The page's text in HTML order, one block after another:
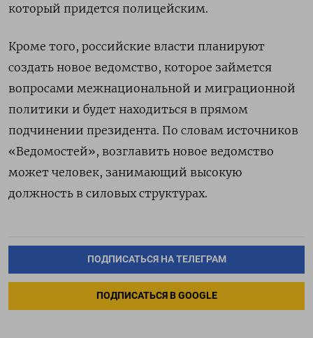
который придется полицейским.
Кроме того, российские власти планируют
создать новое ведомство, которое займется
вопросами межнациональной и миграционной
политики и будет находиться в прямом
подчинении президента. По словам источников
«Ведомостей», возглавить новое ведомство
может человек, занимающий высокую
должность в силовых структурах.
ПОДПИСАТЬСЯ НА ТЕЛЕГРАМ
ПОДПИСАТЬСЯ В GOOGLE